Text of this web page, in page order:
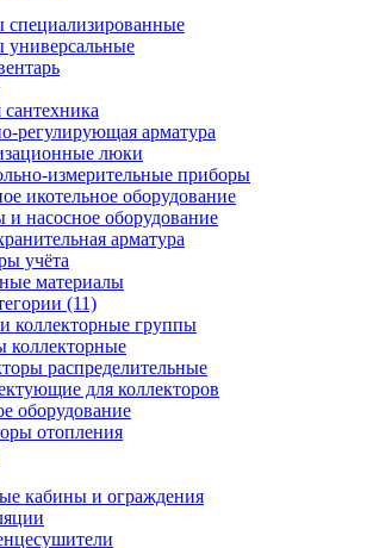
специализированные
универсальные
регулирующая арматура
люки
измерительные приборы
икотельное оборудование
и насосное оборудование
арматура
учёта
материалы
(11)
коллекторные группы
коллекторные
распределительные
для коллекторов
оборудование
отопления
кабины и ограждения